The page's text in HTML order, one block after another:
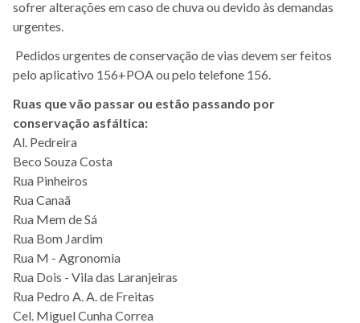
sofrer alterações em caso de chuva ou devido às demandas
urgentes.
Pedidos urgentes de conservação de vias devem ser feitos
pelo aplicativo 156+POA ou pelo telefone 156.
Ruas que vão passar ou estão passando por
conservação asfáltica:
Al. Pedreira
Beco Souza Costa
Rua Pinheiros
Rua Canaã
Rua Mem de Sá
Rua Bom Jardim
Rua M - Agronomia
Rua Dois - Vila das Laranjeiras
Rua Pedro A. A. de Freitas
Cel. Miguel Cunha Correa